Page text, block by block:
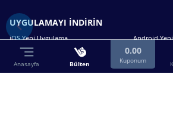
UYGULAMAYI İNDİRİN
iOS Yeni Uygulama Android
Anasayfa Bülten
0.00
Kuponum